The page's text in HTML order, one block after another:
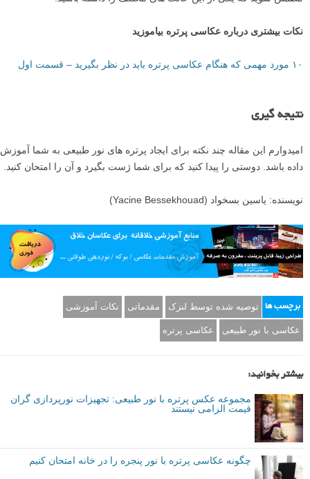
زمانی که بیرون هوا روشن است، سعی کنید به دنبال ساختمان هایی بگردید
که نور مستقیم خورشید را مسدود می کنند.
۵ – در وسط روز از یک دیفیوزر استفاده کنید، این کار نور سخت را به نور
نرم تبدیل خواهد کرد.